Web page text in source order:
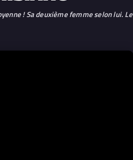
! Sa deuxième femme selon lui. Le